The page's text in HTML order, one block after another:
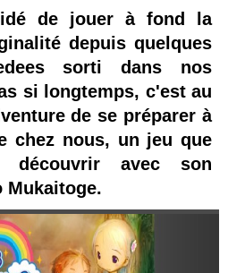
de jouer à fond la
depuis quelques
sorti dans nos
si longtemps, c'est au
de se préparer à
chez nous, un jeu que
découvrir avec son
Mukaitoge.